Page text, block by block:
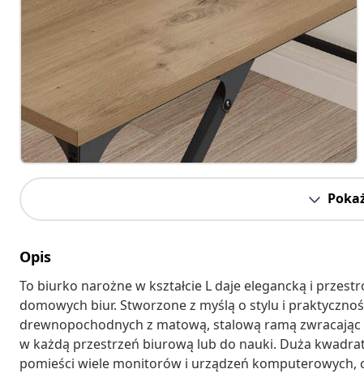
Opis
To biurko narożne w kształcie L daje elegancką i
domowych biur. Stworzone z myślą o stylu i
drewnopochodnych z matową, stalową ramą
w każdą przestrzeń biurową lub do nauki. Duża
pomieści wiele monitorów i urządzeń komputerowych,